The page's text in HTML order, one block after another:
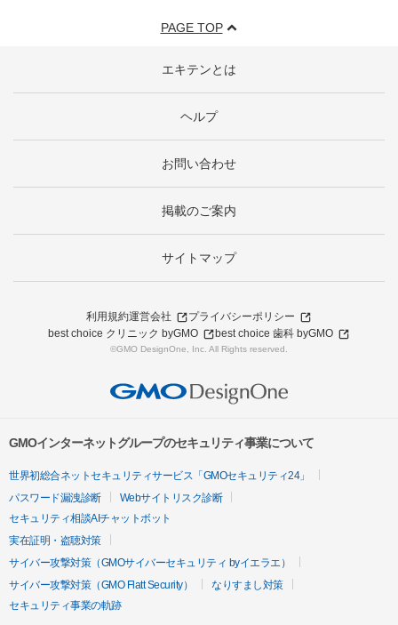
PAGE TOP
エキテンとは
ヘルプ
お問い合わせ
掲載のご案内
サイトマップ
利用規約運営会社
プライバシーポリシー
best choice クリニック byGMO
best choice 歯科 byGMO
©GMO DesignOne, Inc. All Rights reserved.
GMOインターネットグループのセキュリティ事業について
世界初総合ネットセキュリティサービス「GMOセキュリティ24」
パスワード漏洩診断
Webサイトリスク診断
セキュリティ相談AIチャットボット
実在証明・盗聴対策
サイバー攻撃対策（GMOサイバーセキュリティ byイエラエ）
サイバー攻撃対策（GMO Flatt Security）
なりすまし対策
セキュリティ事業の軌跡